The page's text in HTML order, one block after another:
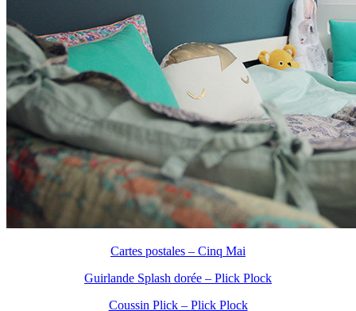
Cartes postales – Cinq Mai
Guirlande Splash dorée – Plick Plock
Coussin Plick – Plick Plock